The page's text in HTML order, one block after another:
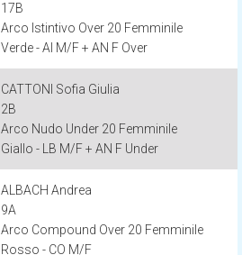
17B
Arco Istintivo Over 20 Femminile
Verde - AI M/F + AN F Over
CATTONI Sofia Giulia
2B
Arco Nudo Under 20 Femminile
Giallo - LB M/F + AN F Under
ALBACH Andrea
9A
Arco Compound Over 20 Femminile
Rosso - CO M/F